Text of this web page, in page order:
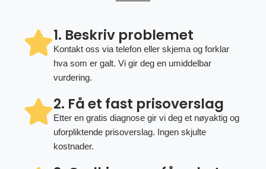
1. Beskriv problemet
Kontakt oss via telefon eller skjema og forklar
hva som er galt. Vi gir deg en umiddelbar
vurdering.
2. Få et fast prisoverslag
Etter en gratis diagnose gir vi deg et nøyaktig og
uforpliktende prisoverslag. Ingen skjulte
kostnader.